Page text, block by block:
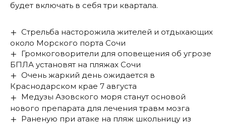
будет включать в себя три квартала.
Стрельба насторожила жителей и отдыхающих
около Морского порта Сочи
Громкоговорители для оповещения об угрозе
БПЛА установят на пляжах Сочи
Очень жаркий день ожидается в
Краснодарском крае 7 августа
Медузы Азовского моря станут основой
нового препарата для лечения травм мозга
Раненую при атаке на пляж школьницу из